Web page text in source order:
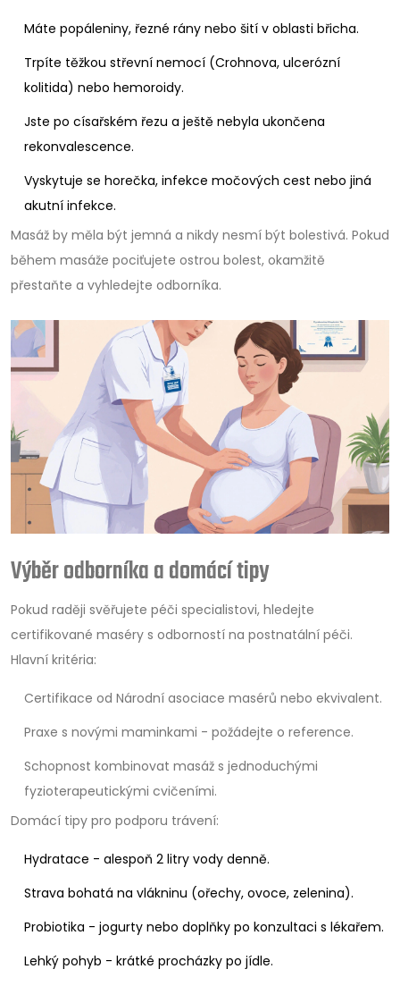
Máte popáleniny, řezné rány nebo šití v oblasti břicha.
Trpíte těžkou střevní nemocí (Crohnova, ulcerózní
kolitida) nebo hemoroidy.
Jste po císařském řezu a ještě nebyla ukončena
rekonvalescence.
Vyskytuje se horečka, infekce močových cest nebo jiná
akutní infekce.
Masáž by měla být jemná a nikdy nesmí být bolestivá. Pokud
během masáže pociťujete ostrou bolest, okamžitě
přestaňte a vyhledejte odborníka.
Výběr odborníka a domácí tipy
Pokud raději svěřujete péči specialistovi, hledejte
certifikované maséry s odborností na postnatální péči.
Hlavní kritéria:
Certifikace od Národní asociace masérů nebo ekvivalent.
Praxe s novými maminkami - požádejte o reference.
Schopnost kombinovat masáž s jednoduchými
fyzioterapeutickými cvičeními.
Domácí tipy pro podporu trávení:
Hydratace - alespoň 2 litry vody denně.
Strava bohatá na vlákninu (ořechy, ovoce, zelenina).
Probiotika - jogurty nebo doplňky po konzultaci s lékařem.
Lehký pohyb - krátké procházky po jídle.